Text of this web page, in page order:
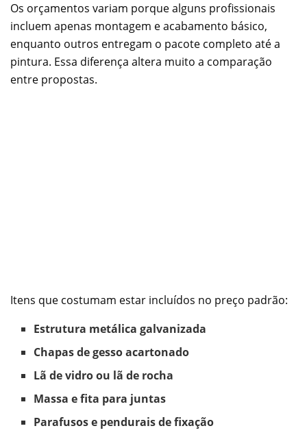
Os orçamentos variam porque alguns profissionais
incluem apenas montagem e acabamento básico,
enquanto outros entregam o pacote completo até a
pintura. Essa diferença altera muito a comparação
entre propostas.
Itens que costumam estar incluídos no preço padrão:
Estrutura metálica galvanizada
Chapas de gesso acartonado
Lã de vidro ou lã de rocha
Massa e fita para juntas
Parafusos e pendurais de fixação